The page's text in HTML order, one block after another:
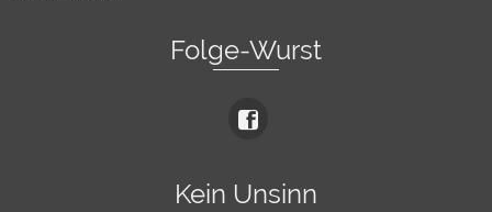
Folge-Wurst
Kein Unsinn